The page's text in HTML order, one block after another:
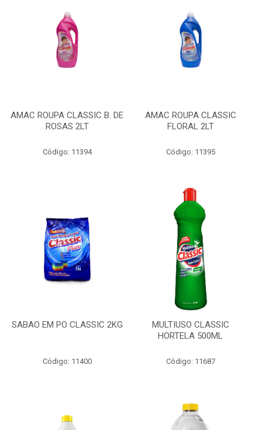
AMAC ROUPA CLASSIC B. DE
ROSAS 2LT
Código: 11394
AMAC ROUPA CLASSIC
FLORAL 2LT
Código: 11395
SABAO EM PO CLASSIC 2KG
Código: 11400
MULTIUSO CLASSIC
HORTELA 500ML
Código: 11687